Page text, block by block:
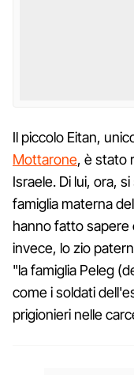
Il piccolo Eitan,
Mottarone, è stato
Israele. Di lui, ora,
famiglia materna
hanno fatto sapere
invece, lo zio
"la famiglia Peleg
come i soldati
prigionieri nelle